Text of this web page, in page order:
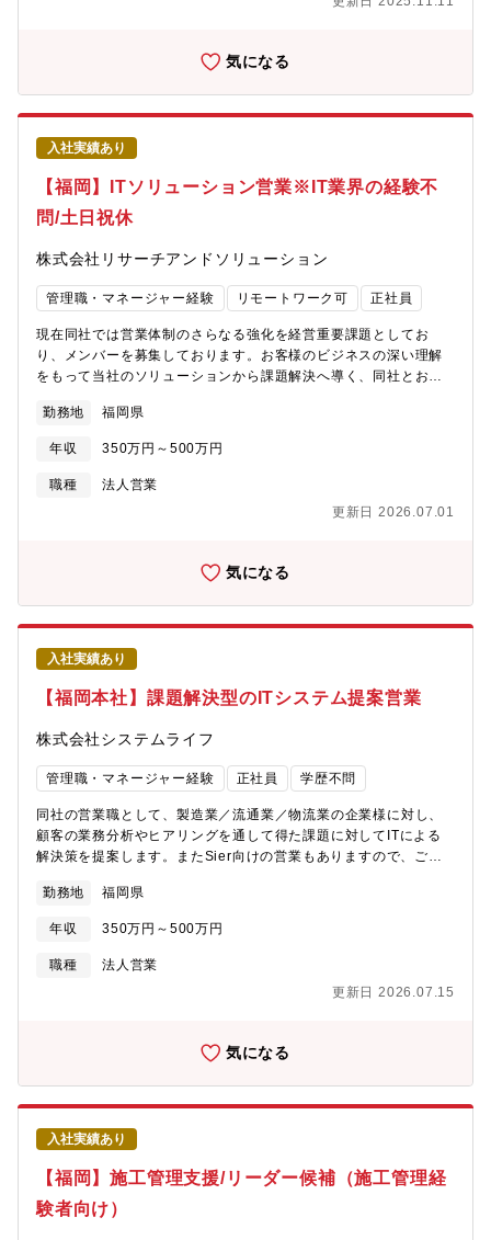
ニター／イスの貸与や必要な備品の経費精算が可能／在宅勤務手
た領域でお客様や市場に頼られ、無くてはならない存在となるこ
を通じて社会や顧客に価値を提供し、自分たちのチームも幸せに
していくことに共感できる方を求めています。また、同社は自社
サービスを開発しているため、自分たちで開発・構築したサービ
スを長期的に改善し続けることができます。QAエンジニアとし
て、モダンな技術や品質向上に必要な知識を、指示を待つのでは
なく主体的にキャッチアップし、技術を深く突き詰めていただけ
る方を求めています。▼キャリア面現在のチームは若手メンバー
が多く、リーダー育成やメンバーそれぞれが役割を超えて貢献で
きる体制を目指しています。そのため、リーダーシップを発揮
います。【このポジションの魅力】◎同社の製品は、大企業を中
心に約8,000社超のお客様にご利用いただいている大規模なサービ
スです。毎日多くのお客様に問題なくサービスを利用していただ
QAエンジニアは、単なるテスト業務に留まらず、開発プロセス全
体の改善に貢献しています。開発チームに対し、多角的な視点か
らフィードバックを提供する重要な役割を担っています。また、
他セクションのエンジニアと協力する体制や、上流工程から関与
る環境も整っています。＜参考記事＞エンジニアブログ：CLOMO
systems.com/entry/2024/12/24/introduce-clomo-mdm-dev-
2024エンジニアブログ：品質とは誰かにとっての価値である
気になる
入社実績あり
【福岡】ITソリューション営業※IT業界の経験不
問/土日祝休
株式会社リサーチアンドソリューション
管理職・マネージャー経験 リモートワーク可 正社員
現在同社では営業体制のさらなる強化を経営重要課題としてお
り、メンバーを募集しております。お客様のビジネスの深い理解
をもって当社のソリューションから課題解決へ導く、同社とお客
体的には、九州エリアにおけるお客様を中心に、自社システムを
起点とした顧客開拓や案件の創出等、各種ソリューションの提案
からクロージングまでをお任せします。【具体的な仕事内容】・
当社クラウドサービスを切り口とした新規顧客へのアプローチ・
販売促進を目的とした展示会出展等のプロモーション企画・新製
す。新規顧客に対しては、同社のグループ会社の繋がりからのご
紹介や、同社別部署の顧客である自治体などへの提案営業など一
部アプローチが含まれます。【本ポジションで得られること】■社
会全体に貢献できるシステムを手がけ、裁量、ビジネスチャンス
ともに広くキャリアを築くことができます■自らの提案で新しい製
品・サービスを創り出す製品化に向けたプロセスをイチから経験
できます。■多様なステークホルダーとの調整や提案が求められる
ため、高い折衝能力を身に着けることができます。■定型商材の販
売だけでなく、顧客の真のニーズに向き合い、ゼロから最適な解
決策を描く経験を通じて、市場価値の高い「IT企画・提案スキ
ル」を磨くことができます。 【社内の雰囲気】個人商店ではなく
チームで支えあって動く事を大事にしてます。経験年数問わず、
結果を出している人には正当に評価をする文化で、新規事業も積
極的に進めており、フットワークは軽くチャレンジ精神の高いカ
ルチャーです。 勤続年数が長い社員も多く、安定基盤の元、腰を
式会社リサーチアンドソリューションは、大手建設コンサルタン
ンタルコンサルタンツホールディングス（スタンダード市場上
場）の一員です。福岡と東京に拠点を置き、幅広い分野でソリュ
『明積』※をさらに拡大するとともに、既存事業で培ったノウハ
ます。※全国400以上の自治体で導入されているシェアトップクラ
スの積算ソフトです。▼その他、手掛ける事業スマートデバイス
（弊社アプリのぷらり、SOCOCA、CheckNote）を活用した防
災・道路交通・上下水道等の社会インフラ系システムや法人向け
業務系システム等・下水道受益者負担金業務支援システム・橋梁
長寿命化支援システム・災害査定支援システム・車両管理業務サ
ービスなど
勤務地 福岡県
年収 350万円～500万円
職種
法人営業
更新日 2026.07.01
気になる
入社実績あり
【福岡本社】課題解決型のITシステム提案営業
株式会社システムライフ
管理職・マネージャー経験 正社員 学歴不問
同社の営業職として、製造業／流通業／物流業の企業様に対し、
顧客の業務分析やヒアリングを通して得た課題に対してITによる
解決策を提案します。またSier向けの営業もありますので、ご経
析し、必要な情報システムの企画や設計、ソフトウェア開発、現
場のシステム利用者への操作教育などを総合的に行います。※ソ
リューション：物流倉庫システム／運輸システム／食肉製造、卸
システム／学校システム／エアライン予約システム／奉行シリー
談・担当案件数：月平均2～3件（じっくり進める長期的な案件も
で、いずれかの業種をメインに担当いただきます。顧客の担当営
業は1名ですが、営業社員それぞれの強みを活かし、協力しながら
業務を進めていきます。■働き方：基本的に18時までには退社する
ことを原則としています。限られた時間内に業務を効率的に行う
こと、また体調管理なども含め社員一人ひとりの計画性や創造性
を養います。残業をする場合には、事前申請が必要です。■組織体
制：エンジニア含め約100名の組織です。営業は福岡本社には3名
在籍しています。社内のエンジニアも一緒にお客様の課題解決に
向けた連携が出来ています。■研修体制：テクニカル研修や管理職
勤務地 福岡県
年収 350万円～500万円
職種
法人営業
更新日 2026.07.15
気になる
入社実績あり
【福岡】施工管理支援/リーダー候補（施工管理経
験者向け）